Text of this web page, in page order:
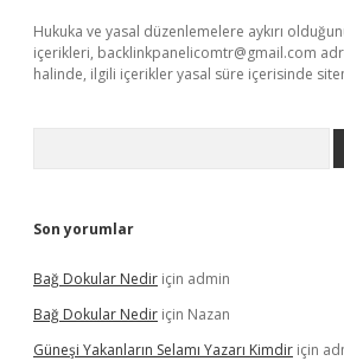
Hukuka ve yasal düzenlemelere aykırı
içerikleri, backlinkpanelicomtr@gmail.com
halinde, ilgili içerikler yasal süre içerisinde
Son yorumlar
Bağ Dokular Nedir için admin
Bağ Dokular Nedir için Nazan
Güneşi Yakanların Selamı Yazarı Kimdir için